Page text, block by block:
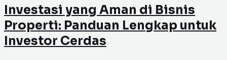
Investasi yang Aman di Bisnis
Properti: Panduan Lengkap untuk
Investor Cerdas